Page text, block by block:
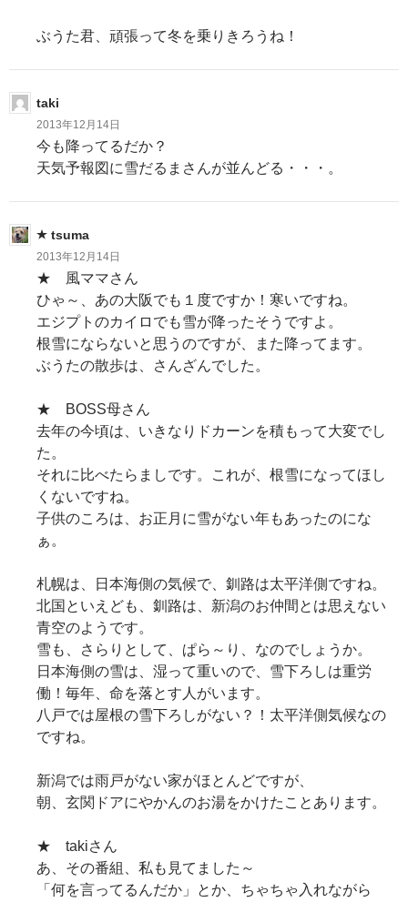
ぶうた君、頑張って冬を乗りきろうね！
taki
2013年12月14日
今も降ってるだか？
天気予報図に雪だるまさんが並んどる・・・。
tsuma
2013年12月14日
★ 風ママさん
ひゃ～、あの大阪でも１度ですか！寒いですね。
エジプトのカイロでも雪が降ったそうですよ。
根雪にならないと思うのですが、また降ってます。
ぶうたの散歩は、さんざんでした。
★ BOSS母さん
去年の今頃は、いきなりドカーンを積もって大変でし
た。
それに比べたらましです。これが、根雪になってほし
くないですね。
子供のころは、お正月に雪がない年もあったのにな
ぁ。
札幌は、日本海側の気候で、釧路は太平洋側ですね。
北国といえども、釧路は、新潟のお仲間とは思えない
青空のようです。
雪も、さらりとして、ぱら～り、なのでしょうか。
日本海側の雪は、湿って重いので、雪下ろしは重労
働！毎年、命を落とす人がいます。
八戸では屋根の雪下ろしがない？！太平洋側気候なの
ですね。
新潟では雨戸がない家がほとんどですが、
朝、玄関ドアにやかんのお湯をかけたことあります。
★ takiさん
あ、その番組、私も見てました～
「何を言ってるんだか」とか、ちゃちゃ入れながら